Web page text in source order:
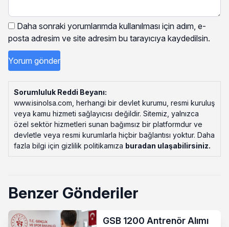
Daha sonraki yorumlarımda kullanılması için adım, e-
posta adresim ve site adresim bu tarayıcıya kaydedilsin.
Sorumluluk Reddi Beyanı:
www.isinolsa.com, herhangi bir devlet kurumu, resmi kuruluş
veya kamu hizmeti sağlayıcısı değildir. Sitemiz, yalnızca
özel sektör hizmetleri sunan bağımsız bir platformdur ve
devletle veya resmi kurumlarla hiçbir bağlantısı yoktur. Daha
fazla bilgi için gizlilik politikamıza buradan ulaşabilirsiniz.
Benzer Gönderiler
GSB 1200 Antrenör Alımı